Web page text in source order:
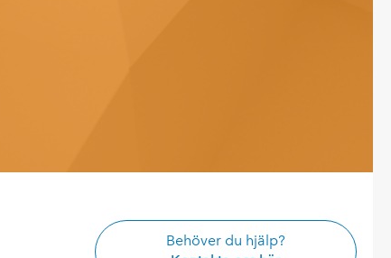
Behöver du hjälp?